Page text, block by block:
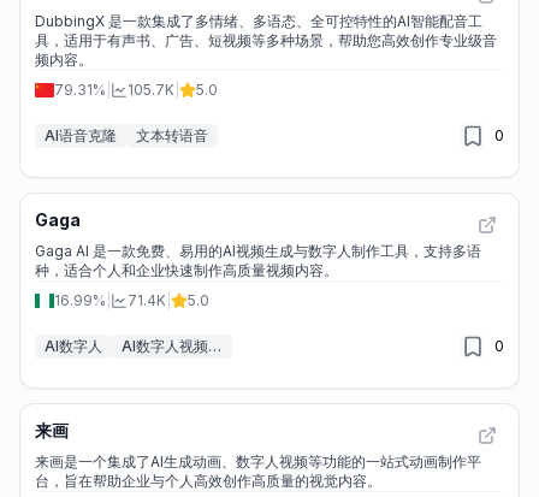
DubbingX 是一款集成了多情绪、多语态、全可控特性的AI智能配音工
具，适用于有声书、广告、短视频等多种场景，帮助您高效创作专业级音
频内容。
79.31%
105.7K 5.0
AI语音克隆 文本转语音 0
Gaga
Gaga AI 是一款免费、易用的AI视频生成与数字人制作工具，支持多语
种，适合个人和企业快速制作高质量视频内容。
16.99%
71.4K 5.0
AI数字人 AI数字人视频生成器 0
来画
来画是一个集成了AI生成动画、数字人视频等功能的一站式动画制作平
台，旨在帮助企业与个人高效创作高质量的视觉内容。